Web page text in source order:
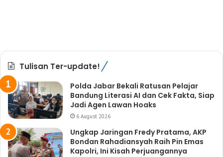
Tulisan Ter-update!
Polda Jabar Bekali Ratusan Pelajar
Bandung Literasi AI dan Cek Fakta, Siap
Jadi Agen Lawan Hoaks
6 August 2026
Ungkap Jaringan Fredy Pratama, AKP
Bondan Rahadiansyah Raih Pin Emas
Kapolri, Ini Kisah Perjuangannya